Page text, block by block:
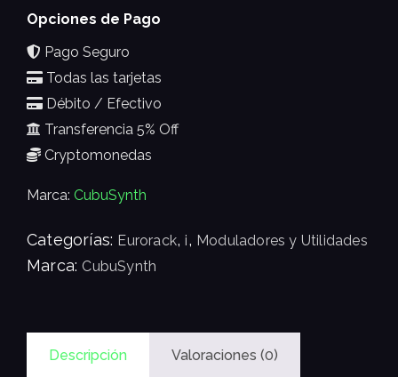
Opciones de Pago
Pago Seguro
Todas las tarjetas
Débito / Efectivo
Transferencia 5% Off
Cryptomonedas
Marca: CubuSynth
Categorías: Eurorack,i, Moduladores y Utilidades
Marca: CubuSynth
Descripción Valoraciones (0)